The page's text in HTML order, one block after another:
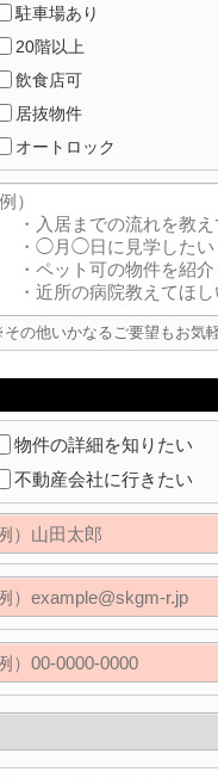
駐車場あり
20階以上
飲食店可
居抜物件
オートロック
の他いかなるご要望もお気
物件の詳細を知りたい
不動産会社に行きたい